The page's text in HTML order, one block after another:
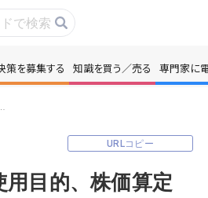
門家に電話する
策を募集する 知識を買う／売る 専門家に
URLコピー
目的、株価算定